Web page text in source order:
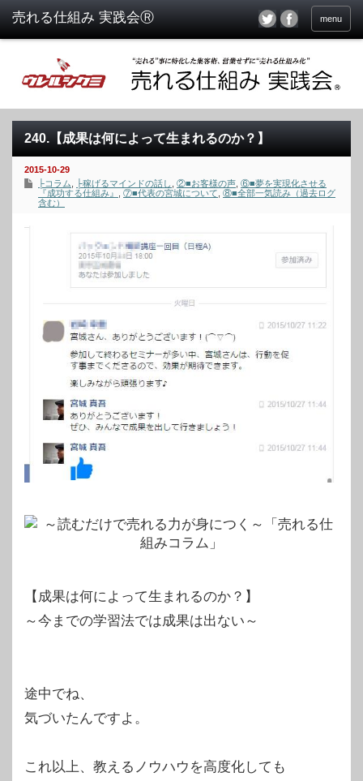
menu
240.【成果は何によって生まれるのか？】
2015-10-29
├コラム
├稼げるマインドの話し ②■お客様の声 ⑥■夢を実現化させる
『成功する仕組み』
⑦■代表の宮城について ⑧■全部一気読み（過去ログ
含む）
【成果は何によって生まれるのか？】
～今までの学習法では成果は出ない～
途中でね、
気づいたんですよ。
これ以上、教えるノウハウを高度化しても